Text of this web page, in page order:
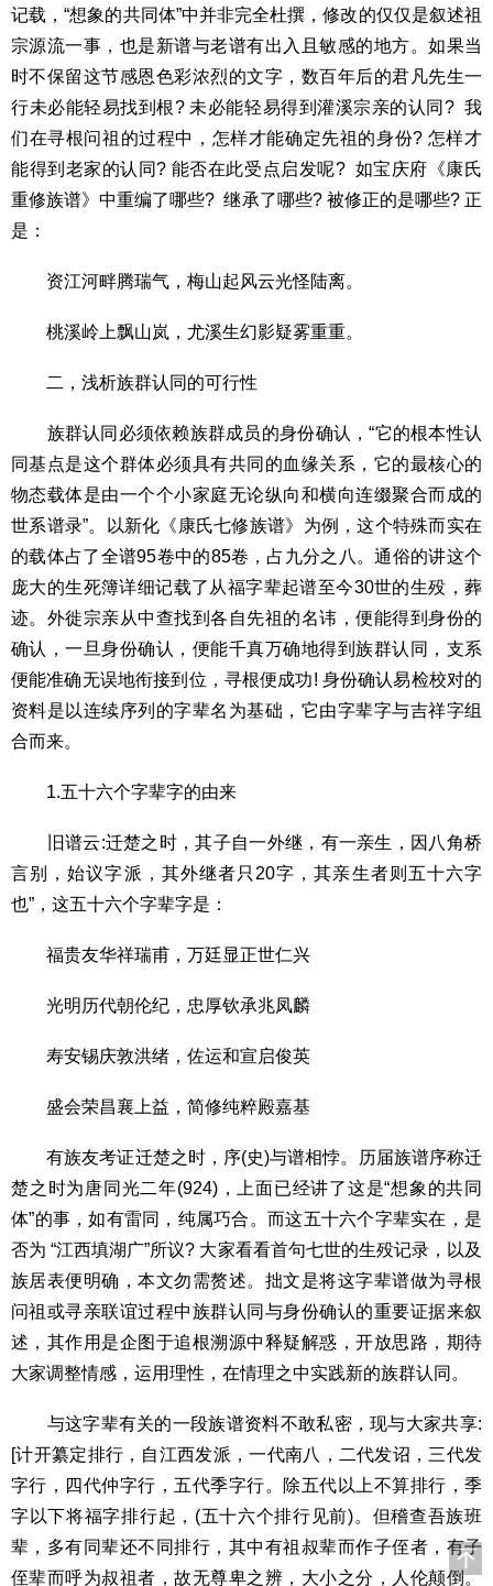
记载，“想象的共同体”中并非完全杜撰，修改的仅仅是叙述祖
宗源流一事，也是新谱与老谱有出入且敏感的地方。如果当
时不保留这节感恩色彩浓烈的文字，数百年后的君凡先生一
行未必能轻易找到根? 未必能轻易得到灌溪宗亲的认同? 我
们在寻根问祖的过程中，怎样才能确定先祖的身份? 怎样才
能得到老家的认同? 能否在此受点启发呢? 如宝庆府《康氏
重修族谱》中重编了哪些? 继承了哪些? 被修正的是哪些? 正
是：
资江河畔腾瑞气，梅山起风云光怪陆离。
桃溪岭上飘山岚，尤溪生幻影疑雾重重。
二，浅析族群认同的可行性
族群认同必须依赖族群成员的身份确认，“它的根本性认
同基点是这个群体必须具有共同的血缘关系，它的最核心的
物态载体是由一个个小家庭无论纵向和横向连缀聚合而成的
世系谱录”。以新化《康氏七修族谱》为例，这个特殊而实在
的载体占了全谱95卷中的85卷，占九分之八。通俗的讲这个
庞大的生死簿详细记载了从福字辈起谱至今30世的生殁，葬
迹。外徙宗亲从中查找到各自先祖的名讳，便能得到身份的
确认，一旦身份确认，便能千真万确地得到族群认同，支系
便能准确无误地衔接到位，寻根便成功! 身份确认易检校对的
资料是以连续序列的字辈名为基础，它由字辈字与吉祥字组
合而来。
1.五十六个字辈字的由来
旧谱云:迁楚之时，其子自一外继，有一亲生，因八角桥
言别，始议字派，其外继者只20字，其亲生者则五十六字
也”，这五十六个字辈字是：
福贵友华祥瑞甫，万廷显正世仁兴
光明历代朝伦纪，忠厚钦承兆凤麟
寿安锡庆敦洪绪，佐运和宣启俊英
盛会荣昌襄上益，简修纯粹殿嘉基
有族友考证迁楚之时，序(史)与谱相悖。历届族谱序称迁
楚之时为唐同光二年(924)，上面已经讲了这是“想象的共同
体”的事，如有雷同，纯属巧合。而这五十六个字辈实在，是
否为 “江西填湖广”所议? 大家看看首句七世的生殁记录，以及
族居表便明确，本文勿需赘述。拙文是将这字辈谱做为寻根
问祖或寻亲联谊过程中族群认同与身份确认的重要证据来叙
述，其作用是企图于追根溯源中释疑解惑，开放思路，期待
大家调整情感，运用理性，在情理之中实践新的族群认同。
与这字辈有关的一段族谱资料不敢私密，现与大家共享:
[计开纂定排行，自江西发派，一代南八，二代发诏，三代发
字行，四代仲字行，五代季字行。除五代以上不算排行，季
字以下将福字排行起，(五十六个排行见前)。但稽查吾族班
辈，多有同辈还不同排行，其中有祖叔辈而作子侄者，有子
侄辈而呼为叔祖者，故无尊卑之辨，大小之分，人伦颠倒。